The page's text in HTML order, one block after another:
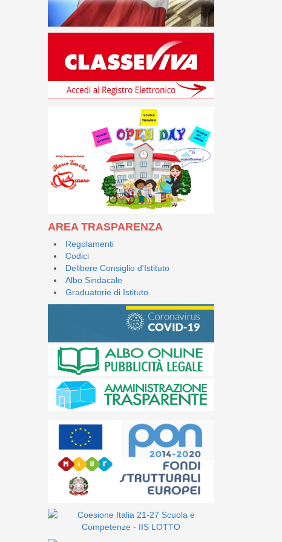
AREA TRASPARENZA
Regolamenti
Codici
Delibere Consiglio d'Istituto
Albo Sindacale
Graduatorie di Istituto